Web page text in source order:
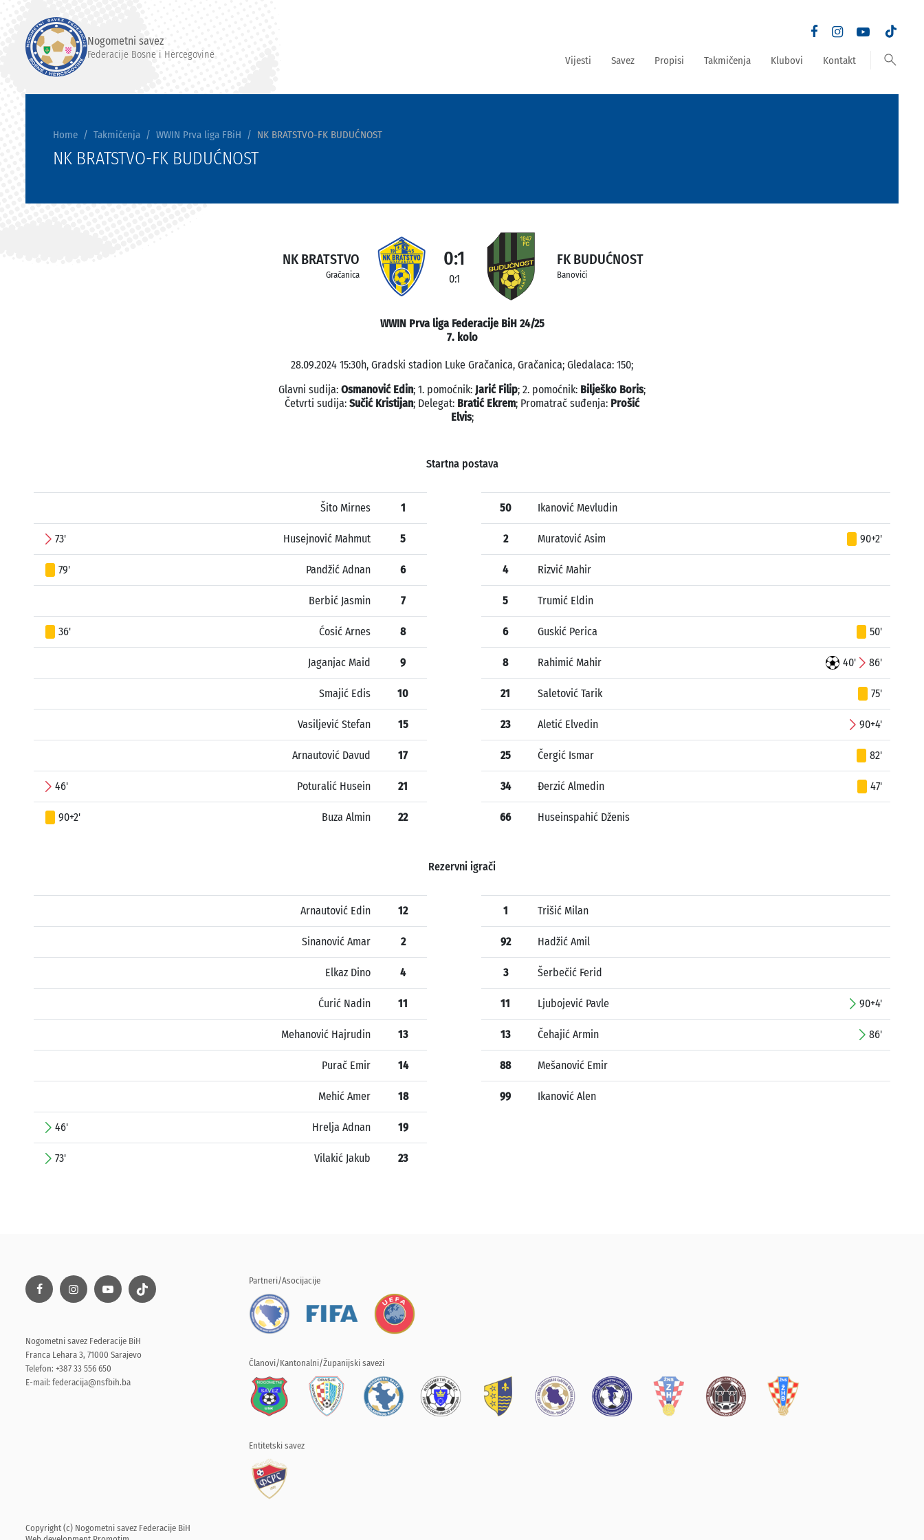
Nogometni savez
Federacije Bosne i Hercegovine Vijesti Savez Propisi Takmičenja Klubovi Kontakt search
Home Takmičenja WWIN Prva liga FBiH NK BRATSTVO-FK BUDUĆNOST
NK BRATSTVO-FK BUDUĆNOST
NK BRATSTVO
Gračanica
0:1
0:1
FK BUDUĆNOST
Banovići
WWIN Prva liga Federacije BiH 24/25
7. kolo
28.09.2024 15:30h, Gradski stadion Luke Gračanica, Gračanica; Gledalaca: 150;
Glavni sudija: Osmanović Edin; 1. pomoćnik: Jarić Filip; 2. pomoćnik: Bilješko Boris;
Četvrti sudija: Sučić Kristijan; Delegat: Bratić Ekrem; Promatrač suđenja: Prošić
Elvis;
Startna postava
Šito Mirnes 1
73' Husejnović Mahmut 5
79' Pandžić Adnan 6
Berbić Jasmin 7
36' Ćosić Arnes 8
Jaganjac Maid 9
Smajić Edis 10
Vasiljević Stefan 15
Arnautović Davud 17
46' Poturalić Husein 21
90+2' Buza Almin 22
50 Ikanović Mevludin
2 Muratović Asim 90+2'
4 Rizvić Mahir
5 Trumić Eldin
6 Guskić Perica 50'
8 Rahimić Mahir 40' 86'
21 Saletović Tarik 75'
23 Aletić Elvedin 90+4'
25 Čergić Ismar 82'
34 Đerzić Almedin 47'
66 Huseinspahić Dženis
Rezervni igrači
Arnautović Edin 12
Sinanović Amar 2
Elkaz Dino 4
Ćurić Nadin 11
Mehanović Hajrudin 13
Purač Emir 14
Mehić Amer 18
46' Hrelja Adnan 19
73' Vilakić Jakub 23
1 Trišić Milan
92 Hadžić Amil
3 Šerbečić Ferid
11 Ljubojević Pavle 90+4'
13 Čehajić Armin 86'
88 Mešanović Emir
99 Ikanović Alen
Nogometni savez Federacije BiH
Franca Lehara 3, 71000 Sarajevo
Telefon: +387 33 556 650
E-mail: federacija@nsfbih.ba
Partneri/Asocijacije
Članovi/Kantonalni/Županijski savezi
Entitetski savez
Copyright (c) Nogometni savez Federacije BiH